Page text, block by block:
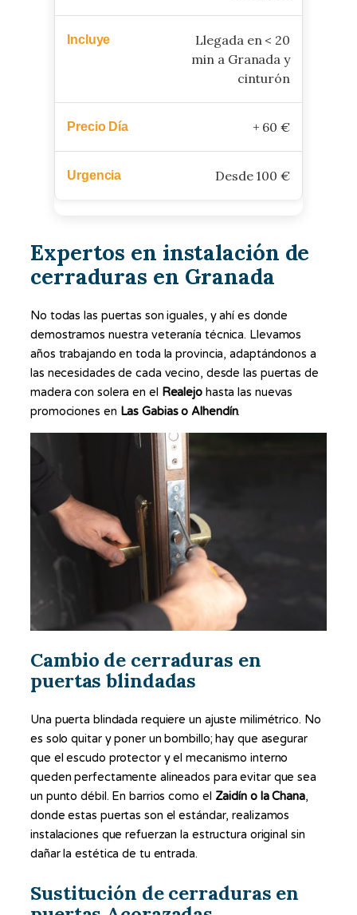
Llegada en < 20
min a Granada y
cinturón
+ 60 €
Desde 100 €
Expertos en instalación de
cerraduras en Granada
No todas las puertas son iguales, y ahí es donde
demostramos nuestra veteranía técnica. Llevamos
años trabajando en toda la provincia, adaptándonos a
las necesidades de cada vecino, desde las puertas de
madera con solera en el Realejohasta las nuevas
promociones en Las Gabias o Alhendín.
Cambio de cerraduras en
puertas blindadas
Una puerta blindada requiere un ajuste milimétrico. No
es solo quitar y poner un bombillo; hay que asegurar
que el escudo protector y el mecanismo interno
queden perfectamente alineados para evitar que sea
un punto débil. En barrios como el Zaidín o la Chana,
donde estas puertas son el estándar, realizamos
instalaciones que refuerzan la estructura original sin
dañar la estética de tu entrada.
Sustitución de cerraduras en